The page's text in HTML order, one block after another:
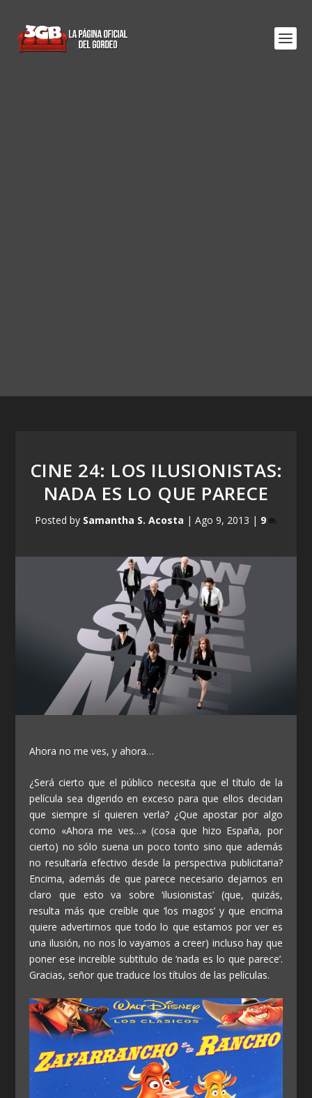
CINE 24: LOS ILUSIONISTAS:
NADA ES LO QUE PARECE
Posted by Samantha S. Acosta | Ago 9, 2013 | 9
Ahora no me ves, y ahora…
¿Será cierto que el público necesita que el título de la
película sea digerido en exceso para que ellos decidan
que siempre sí quieren verla? ¿Que apostar por algo
como «Ahora me ves…» (cosa que hizo España, por
cierto) no sólo suena un poco tonto sino que además
no resultaría efectivo desde la perspectiva publicitaria?
Encima, además de que parece necesario dejarnos en
claro que esto va sobre ‘ilusionistas’ (que, quizás,
resulta más que creíble que ‘los magos’ y que encima
quiere advertirnos que todo lo que estamos por ver es
una ilusión, no nos lo vayamos a creer) incluso hay que
poner ese increíble subtítulo de ‘nada es lo que parece’.
Gracias, señor que traduce los títulos de las películas.